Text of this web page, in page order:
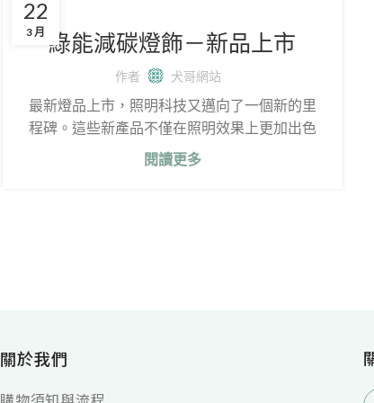
22
3 月 綠能減碳燈飾－新品上市
作者 犬哥網站
最新燈品上市，照明科技又邁向了一個新的里
程碑。這些新產品不僅在照明效果上更加出色
閱讀更多
關於我們